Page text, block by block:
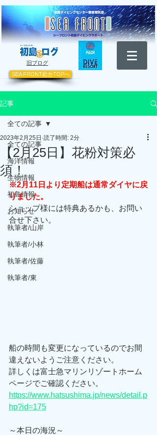
​旧ブログ
SEA FRONT総合TOPへ
記事
全ての記事
海洋情報
生物情報
初島情報
お知らせ
執筆者/山岸
執筆者/小林
執筆者/佐藤
執筆者/東
全ての記事
【2月25日】花粉対策必
須！
2023年2月25日 読了時間: 2分
※2月11日より定期船は通常ダイヤに戻
りました。
ショップ様には特典あるかも、お問い
合せ下さい。
船の時間も変更になっているのでお間
違えないようご注意ください。
詳しくは富士急マリンリゾートホーム
ページでご確認ください。
https://www.hatsushima.jp/news/detail.p
hp?id=175
～本日の海況～